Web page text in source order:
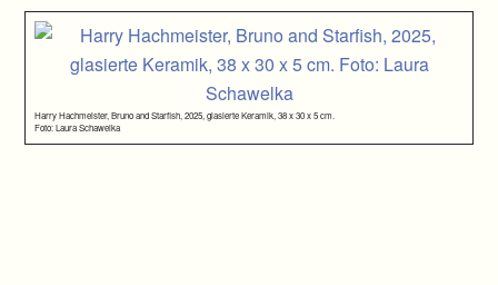
Harry Hachmeister, Bruno and Starfish, 2025, glasierte Keramik, 38 x 30 x 5 cm.
Foto: Laura Schawelka